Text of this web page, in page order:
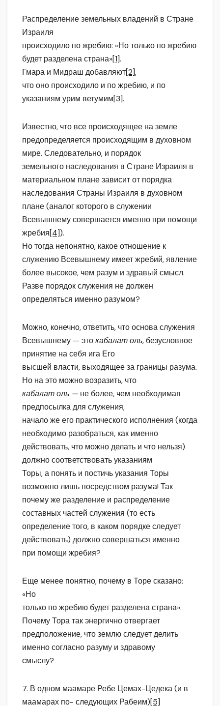
Распределение земельных владений в Стране
Израиля
происходило по жребию: «Но только по жребию
будет разделена страна»[1].
Гмара и Мидраш добавляют[2],
что оно происходило и по жребию, и по
указаниям урим ветумим[3].
Известно, что все происходящее на земле
предопределяется происходящим в духовном
мире. Следовательно, и порядок
земельного наследования в Стране Израиля в
материальном плане зависит от порядка
наследования Страны Израиля в духовном
плане (аналог которого в служении
Всевышнему совершается именно при помощи
жребия[4]).
Но тогда непонятно, какое отношение к
служению Всевышнему имеет жребий, явление
более высокое, чем разум и здравый смысл.
Разве порядок служения не должен
определяться именно разумом?
Можно, конечно, ответить, что основа служения
Всевышнему — этокабалат оль, безусловное
принятие на себя ига Его
высшей власти, выходящее за границы разума.
Но на это можно возразить, что
кабалат оль — не более, чем необходимая
предпосылка для служения,
начало же его практического исполнения (когда
необходимо разобраться, как именно
действовать, что можно делать и что нельзя)
должно соответствовать указаниям
Торы, а понять и постичь указания Торы
возможно лишь посредством разума! Так
почему же разделение и распределение
составных частей служения (то есть
определение того, в каком порядке следует
действовать) должно совершаться именно
при помощи жребия?
Еще менее понятно, почему в Торе сказано:
«Но
только по жребию будет разделена страна».
Почему Тора так энергично отвергает
предположение, что землю следует делить
именно согласно разуму и здравому
смыслу?
7. В одном маамаре Ребе Цемах-Цедека (и в
маамарах по- следующих Рабеим)[5]